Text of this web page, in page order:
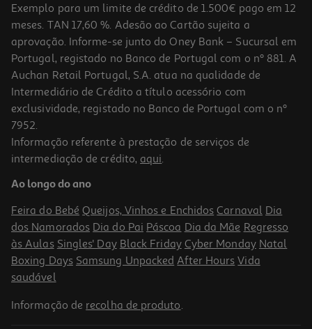
-33%
Caderno Agrafado A4 Auchan Capa Polipropileno Pastel Pautado
48 Folhas Cores Sortidas
1.99 €/un
1,99 €
Promoção
Exemplo para um limite de crédito de 1.500€ pago em 12
meses. TAN 17,60 %. Adesão ao Cartão sujeita a
aprovação. Informe-se junto do Oney Bank – Sucursal em
Portugal, registado no Banco de Portugal com o nº 881. A
Auchan Retail Portugal, S.A. atua na qualidade de
Intermediário de Crédito a título acessório com
exclusividade, registado no Banco de Portugal com o nº
7952.
Informação referente à prestação de serviços de
intermediação de crédito, aqui.
Ao longo do ano
Feira do Bebé Queijos, Vinhos e Enchidos Carnaval Dia
dos Namorados Dia do Pai Páscoa Dia da Mãe Regresso
às Aulas Singles' Day Black Friday Cyber Monday Natal
Boxing Days Samsung Unpacked After Hours Vida
saudável
Informação de recolha de produto.